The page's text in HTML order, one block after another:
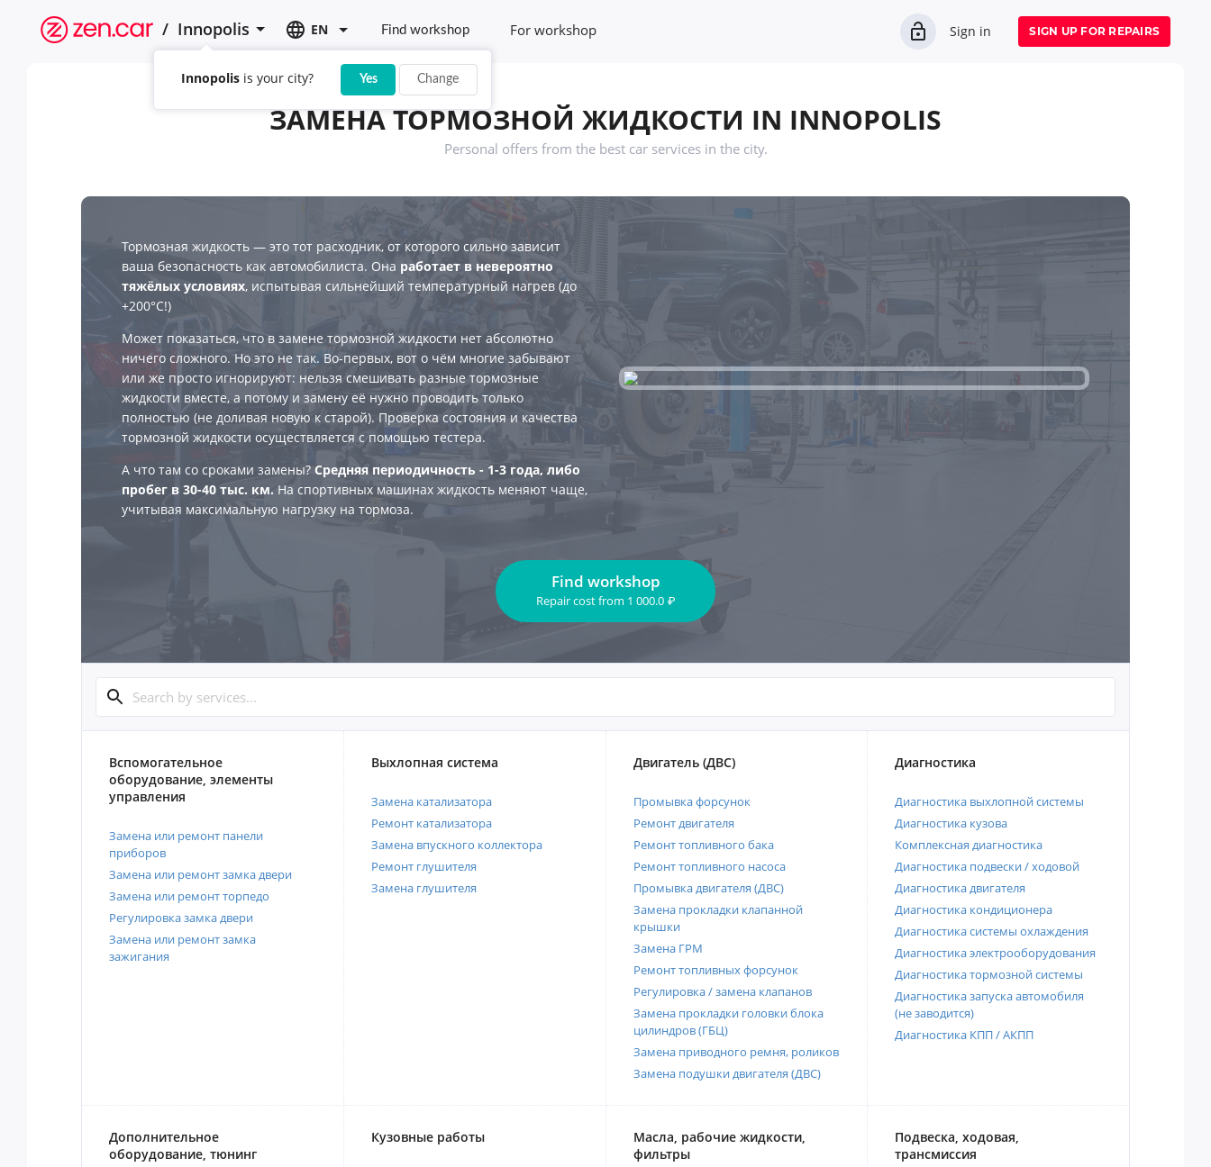
/ Innopolis
Innopolis is your city? Yes Change
EN Find workshop For workshop Sign in SIGN UP FOR REPAIRS
ЗАМЕНА ТОРМОЗНОЙ ЖИДКОСТИ IN INNOPOLIS
Personal offers from the best car services in the city.
Тормозная жидкость — это тот расходник, от которого сильно зависит
ваша безопасность как автомобилиста. Она работает в невероятно
тяжёлых условиях, испытывая сильнейший температурный нагрев (до
+200°С!)
Может показаться, что в замене тормозной жидкости нет абсолютно
ничего сложного. Но это не так. Во-первых, вот о чём многие забывают
или же просто игнорируют: нельзя смешивать разные тормозные
жидкости вместе, а потому и замену её нужно проводить только
полностью (не доливая новую к старой). Проверка состояния и качества
тормозной жидкости осуществляется с помощью тестера.
А что там со сроками замены?Средняя периодичность - 1-3 года, либо
пробег в 30-40 тыс. км. На спортивных машинах жидкость меняют чаще,
учитывая максимальную нагрузку на тормоза.
Find workshop
Repair costfrom 1 000.0 ₽
Вспомогательное
оборудование, элементы
управления
Замена или ремонт панели
приборов
Замена или ремонт замка двери
Замена или ремонт торпедо
Регулировка замка двери
Замена или ремонт замка
зажигания
Выхлопная система
Замена катализатора
Ремонт катализатора
Замена впускного коллектора
Ремонт глушителя
Замена глушителя
Двигатель (ДВС)
Промывка форсунок
Ремонт двигателя
Ремонт топливного бака
Ремонт топливного насоса
Промывка двигателя (ДВС)
Замена прокладки клапанной
крышки
Замена ГРМ
Ремонт топливных форсунок
Регулировка / замена клапанов
Замена прокладки головки блока
цилиндров (ГБЦ)
Замена приводного ремня, роликов
Замена подушки двигателя (ДВС)
Диагностика
Диагностика выхлопной системы
Диагностика кузова
Комплексная диагностика
Диагностика подвески / ходовой
Диагностика двигателя
Диагностика кондиционера
Диагностика системы охлаждения
Диагностика электрооборудования
Диагностика тормозной системы
Диагностика запуска автомобиля
(не заводится)
Диагностика КПП / АКПП
Дополнительное
оборудование, тюнинг
Кузовные работы
Масла, рабочие жидкости,
фильтры
Подвеска, ходовая,
трансмиссия